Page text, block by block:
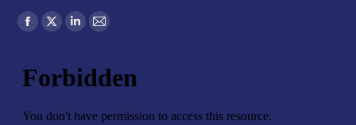
Trouvez nous sur :
Facebook
opens
new
X
opens
new
LinkedIn
opens
new
Mail
opens
new